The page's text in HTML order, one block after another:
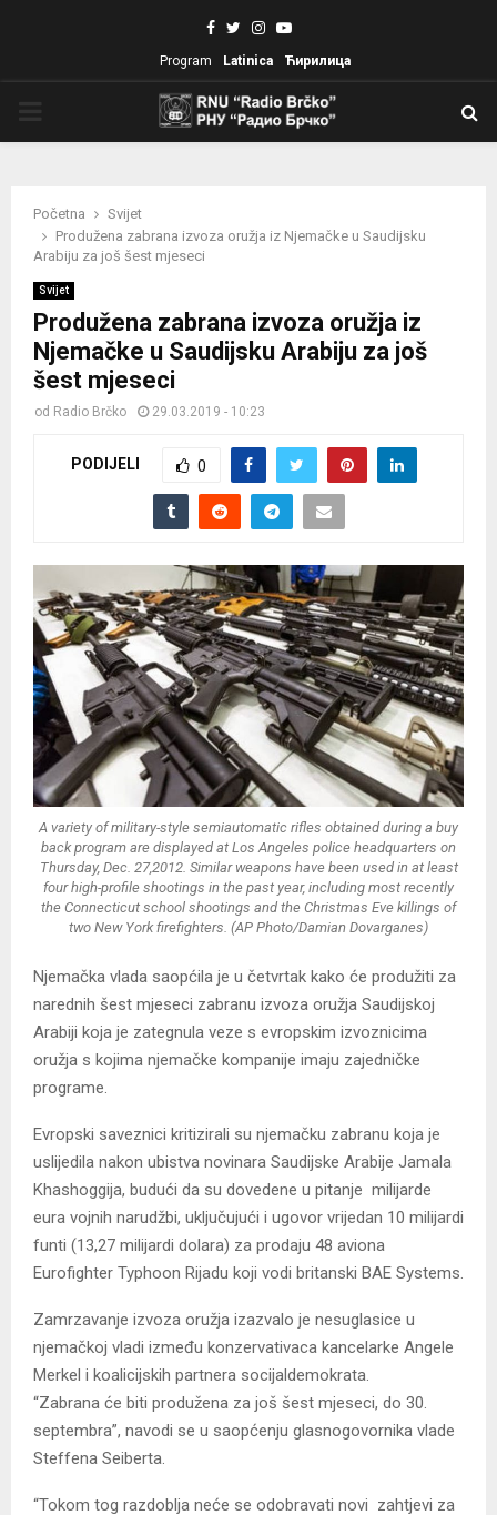
Facebook
TwitterInstagram
Youtube
Program Latinica Ћирилица
Početna
Svijet
Produžena zabrana izvoza oružja iz Njemačke u Saudijsku
Arabiju za još šest mjeseci
Svijet
Produžena zabrana izvoza oružja iz
Njemačke u Saudijsku Arabiju za još
šest mjeseci
od Radio Brčko 29.03.2019 - 10:23
PODIJELI 0
A variety of military-style semiautomatic rifles obtained during a buy
back program are displayed at Los Angeles police headquarters on
Thursday, Dec. 27,2012. Similar weapons have been used in at least
four high-profile shootings in the past year, including most recently
the Connecticut school shootings and the Christmas Eve killings of
two New York firefighters. (AP Photo/Damian Dovarganes)
Njemačka vlada saopćila je u četvrtak kako će produžiti za
narednih šest mjeseci zabranu izvoza oružja Saudijskoj
Arabiji koja je zategnula veze s evropskim izvoznicima
oružja s kojima njemačke kompanije imaju zajedničke
programe.
Evropski saveznici kritizirali su njemačku zabranu koja je
uslijedila nakon ubistva novinara Saudijske Arabije Jamala
Khashoggija, budući da su dovedene u pitanje milijarde
eura vojnih narudžbi, uključujući i ugovor vrijedan 10 milijardi
funti (13,27 milijardi dolara) za prodaju 48 aviona
Eurofighter Typhoon Rijadu koji vodi britanski BAE Systems.
Zamrzavanje izvoza oružja izazvalo je nesuglasice u
njemačkoj vladi između konzervativaca kancelarke Angele
Merkel i koalicijskih partnera socijaldemokrata.
“Zabrana će biti produžena za još šest mjeseci, do 30.
septembra”, navodi se u saopćenju glasnogovornika vlade
Steffena Seiberta.
“Tokom tog razdoblja neće se odobravati novi zahtjevi za